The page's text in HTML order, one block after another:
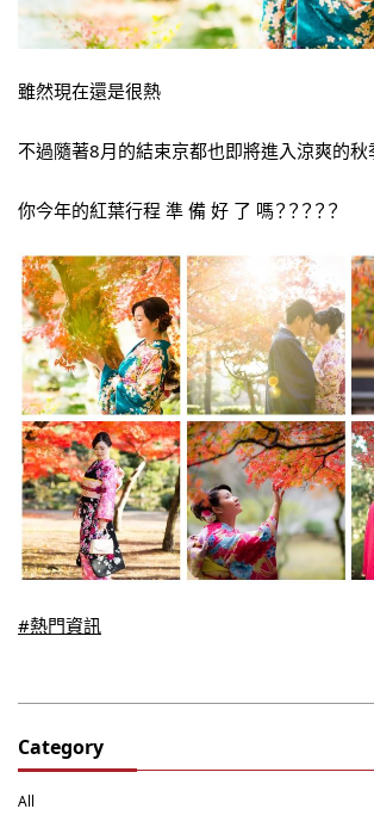
Category
All
雖然現在還是很熱
不過隨著8月的結束京都也即將進入涼爽的秋
你今年的紅葉行程 準 備 好 了 嗎？？？？？
#熱門資訊